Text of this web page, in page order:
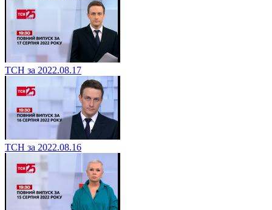
ТСН за 2022.08.17
ТСН за 2022.08.16